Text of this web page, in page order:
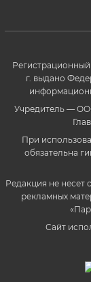
г. выдано
Учредитель —
При
обязательна
Редакция не несет
рекламных
Сайт